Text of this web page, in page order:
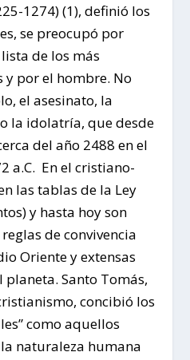
1274) (1), definió los
se preocupó por
de los más
por el hombre. No
el asesinato, la
la idolatría, que desde
del año 2488 en el
a.C. En el cristiano-
las tablas de la Ley
y hasta hoy son
de convivencia
Oriente y extensas
planeta. Santo Tomás,
concibió los
como aquellos
naturaleza humana